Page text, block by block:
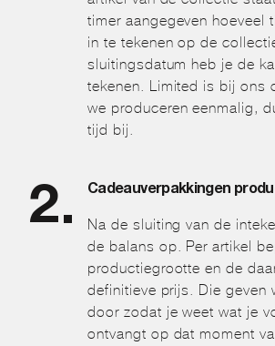
timer aangegeven hoeveel
in te tekenen op de
sluitingsdatum heb je de
tekenen. Limited is bij ons
we produceren eenmalig,
tijd bij.
Cadeauverpakkingen
Na de sluiting van de
de balans op. Per artikel
productiegrootte en de
definitieve prijs. Die geven
door zodat je weet wat je
ontvangt op dat moment